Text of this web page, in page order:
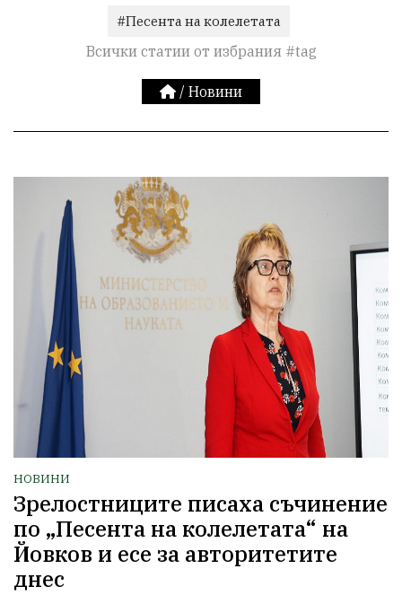
#Песента на колелетата
Всички статии от избрания #tag
/ Новини
НОВИНИ
Зрелостниците писаха съчинение
по „Песента на колелетата“ на
Йовков и есе за авторитетите
днес